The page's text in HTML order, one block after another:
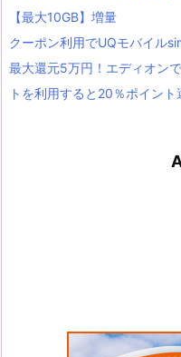
【最大10GB】増量
クーポン利用でUQモバイル
最大還元5万円！エディオン
トを利用すると20％ポイン